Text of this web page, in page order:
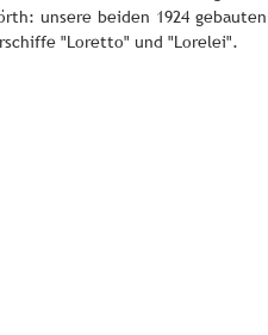
unsere beiden 1924 gebauten
"Loretto" und "Lorelei".